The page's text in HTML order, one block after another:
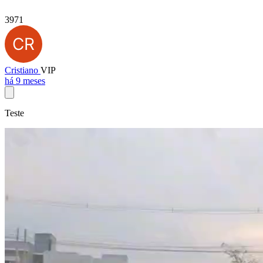
3971
Cristiano VIP
há 9 meses
Teste